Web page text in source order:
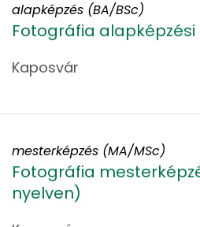
Fotográfia alapképzési
Kaposvár
alapképzés (BA/BSc)
Fotográfia
nyelven)
mesterképzés (MA/MSc)